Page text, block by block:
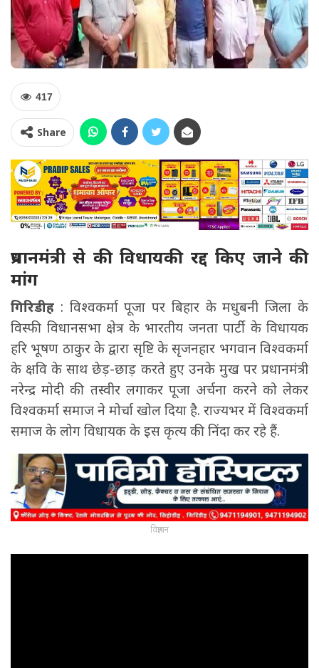
417
Share
प्रधानमंत्री से की विधायकी रद्द किए जाने की
मांग
गिरिडीह : विश्वकर्मा पूजा पर बिहार के मधुबनी जिला के
विस्फी विधानसभा क्षेत्र के भारतीय जनता पार्टी के विधायक
हरि भूषण ठाकुर के द्वारा सृष्टि के सृजनहार भगवान विश्वकर्मा
के क्षवि के साथ छेड़-छाड़ करते हुए उनके मुख पर प्रधानमंत्री
नरेन्द्र मोदी की तस्वीर लगाकर पूजा अर्चना करने को लेकर
विश्वकर्मा समाज ने मोर्चा खोल दिया है. राज्यभर में विश्वकर्मा
समाज के लोग विधायक के इस कृत्य की निंदा कर रहे हैं.
विज्ञापन